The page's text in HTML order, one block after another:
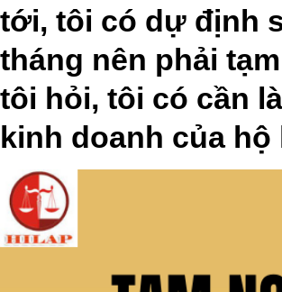
tới, tôi có dự định
tháng nên phải
tôi hỏi, tôi có cần
kinh doanh của